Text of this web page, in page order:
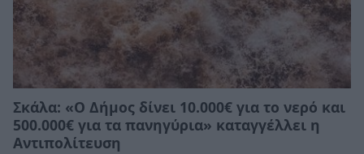
Σκάλα: «Ο Δήμος δίνει 10.000€ για το νερό και
500.000€ για τα πανηγύρια» καταγγέλλει η
Αντιπολίτευση